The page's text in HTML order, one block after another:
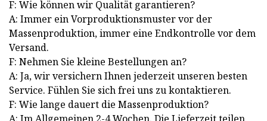
F: Wie können wir Qualität garantieren?
A: Immer ein Vorproduktionsmuster vor der
Massenproduktion, immer eine Endkontrolle vor dem
Versand.
F: Nehmen Sie kleine Bestellungen an?
A: Ja, wir versichern Ihnen jederzeit unseren besten
Service. Fühlen Sie sich frei uns zu kontaktieren.
F: Wie lange dauert die Massenproduktion?